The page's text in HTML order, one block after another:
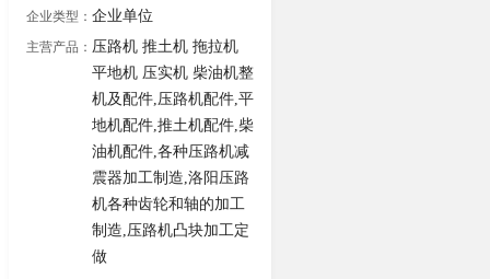
企业类型： 企业单位
主营产品： 压路机 推土机 拖拉机
平地机 压实机 柴油机整
机及配件,压路机配件,平
地机配件,推土机配件,柴
油机配件,各种压路机减
震器加工制造,洛阳压路
机各种齿轮和轴的加工
制造,压路机凸块加工定
做